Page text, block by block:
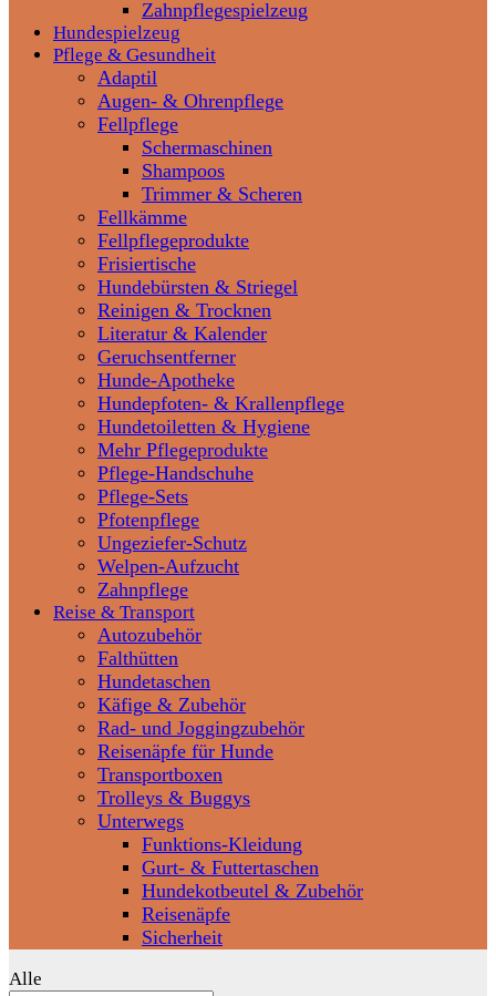
Zahnpflegespielzeug
Hundespielzeug
Pflege & Gesundheit
Adaptil
Augen- & Ohrenpflege
Fellpflege
Schermaschinen
Shampoos
Trimmer & Scheren
Fellkämme
Fellpflegeprodukte
Frisiertische
Hundebürsten & Striegel
Reinigen & Trocknen
Literatur & Kalender
Geruchsentferner
Hunde-Apotheke
Hundepfoten- & Krallenpflege
Hundetoiletten & Hygiene
Mehr Pflegeprodukte
Pflege-Handschuhe
Pflege-Sets
Pfotenpflege
Ungeziefer-Schutz
Welpen-Aufzucht
Zahnpflege
Reise & Transport
Autozubehör
Falthütten
Hundetaschen
Käfige & Zubehör
Rad- und Joggingzubehör
Reisenäpfe für Hunde
Transportboxen
Trolleys & Buggys
Unterwegs
Funktions-Kleidung
Gurt- & Futtertaschen
Hundekotbeutel & Zubehör
Reisenäpfe
Sicherheit
Alle